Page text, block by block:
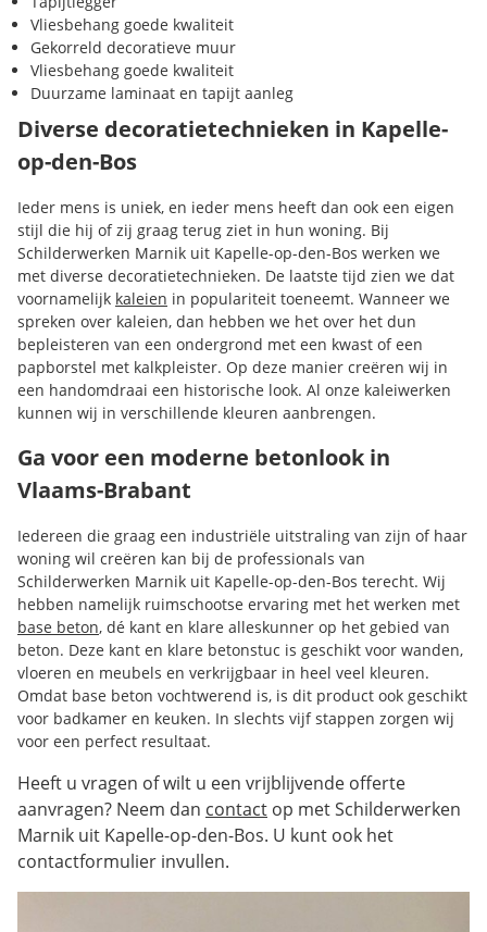
Vliesbehang goede kwaliteit
Gekorreld decoratieve muur
Vliesbehang goede kwaliteit
Duurzame laminaat en tapijt aanleg
Diverse decoratietechnieken in Kapelle-
op-den-Bos
Ieder mens is uniek, en ieder mens heeft dan ook een eigen
stijl die hij of zij graag terug ziet in hun woning. Bij
Schilderwerken Marnik uit Kapelle-op-den-Bos werken we
met diverse decoratietechnieken. De laatste tijd zien we dat
voornamelijk kaleien in populariteit toeneemt. Wanneer we
spreken over kaleien, dan hebben we het over het dun
bepleisteren van een ondergrond met een kwast of een
papborstel met kalkpleister. Op deze manier creëren wij in
een handomdraai een historische look. Al onze kaleiwerken
kunnen wij in verschillende kleuren aanbrengen.
Ga voor een moderne betonlook in
Vlaams-Brabant
Iedereen die graag een industriële uitstraling van zijn of haar
woning wil creëren kan bij de professionals van
Schilderwerken Marnik uit Kapelle-op-den-Bos terecht. Wij
hebben namelijk ruimschootse ervaring met het werken met
base beton, dé kant en klare alleskunner op het gebied van
beton. Deze kant en klare betonstuc is geschikt voor wanden,
vloeren en meubels en verkrijgbaar in heel veel kleuren.
Omdat base beton vochtwerend is, is dit product ook geschikt
voor badkamer en keuken. In slechts vijf stappen zorgen wij
voor een perfect resultaat.
Heeft u vragen of wilt u een vrijblijvende offerte
aanvragen? Neem dan contact op met Schilderwerken
Marnik uit Kapelle-op-den-Bos. U kunt ook het
contactformulier invullen.